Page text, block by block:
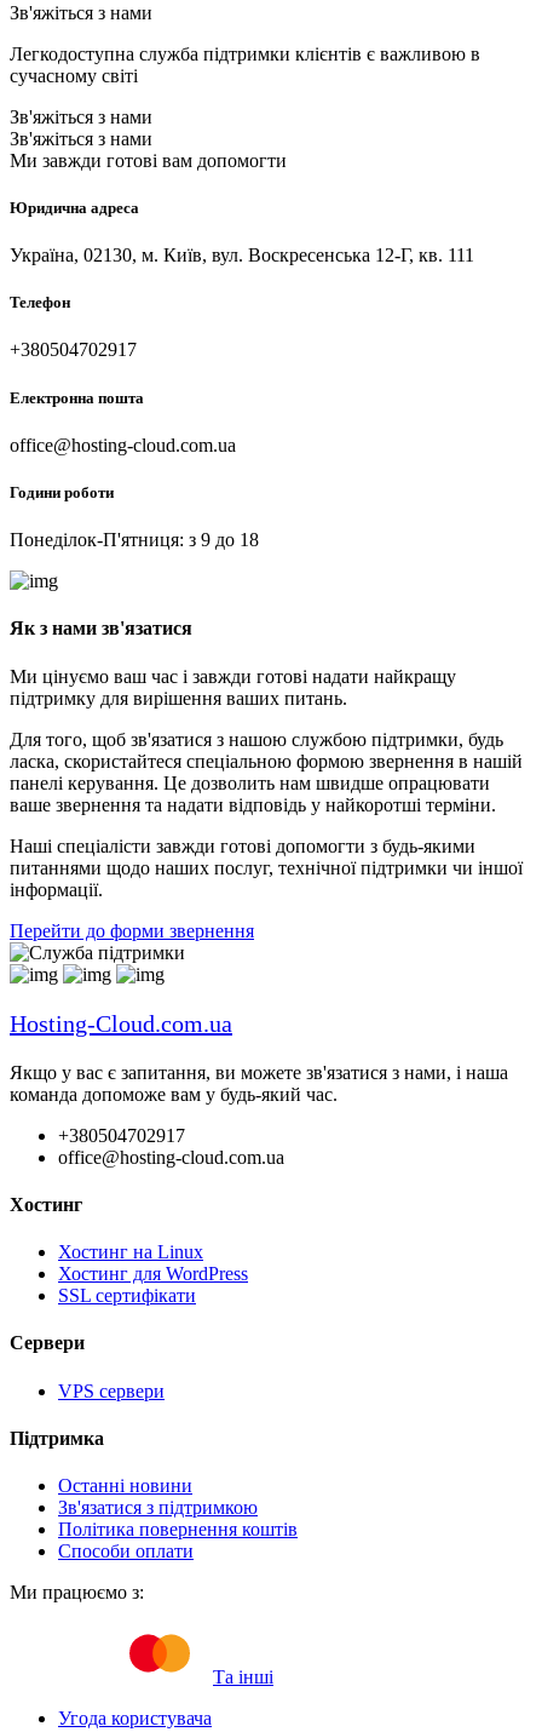
Зв'яжіться з нами
Легкодоступна служба підтримки клієнтів є важливою в
сучасному світі
Зв'яжіться з нами
Зв'яжіться з нами
Ми завжди готові вам допомогти
Юридична адреса
Україна, 02130, м. Київ, вул. Воскресенська 12-Г, кв. 111
Телефон
+380504702917
Електронна пошта
office@hosting-cloud.com.ua
Години роботи
Понеділок-П'ятниця: з 9 до 18
Як з нами зв'язатися
Ми цінуємо ваш час і завжди готові надати найкращу
підтримку для вирішення ваших питань.
Для того, щоб зв'язатися з нашою службою підтримки, будь
ласка, скористайтеся спеціальною формою звернення в нашій
панелі керування. Це дозволить нам швидше опрацювати
ваше звернення та надати відповідь у найкоротші терміни.
Наші спеціалісти завжди готові допомогти з будь-якими
питаннями щодо наших послуг, технічної підтримки чи іншої
інформації.
Перейти до форми звернення
Hosting-Cloud.com.ua
Якщо у вас є запитання, ви можете зв'язатися з нами, і наша
команда допоможе вам у будь-який час.
+380504702917
office@hosting-cloud.com.ua
Хостинг
Хостинг на Linux
Хостинг для WordPress
SSL сертифікати
Cервери
VPS сервери
Підтримка
Останні новини
Зв'язатися з підтримкою
Політика повернення коштів
Способи оплати
Ми працюємо з:
Та інші
Угода користувача